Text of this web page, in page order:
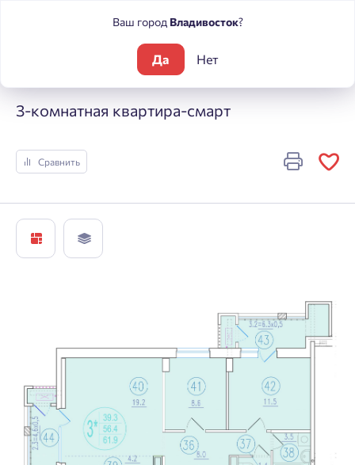
Состояние
3-комнатная квартира-смарт
Сравнить
Ваш город Владивосток?
Да Нет